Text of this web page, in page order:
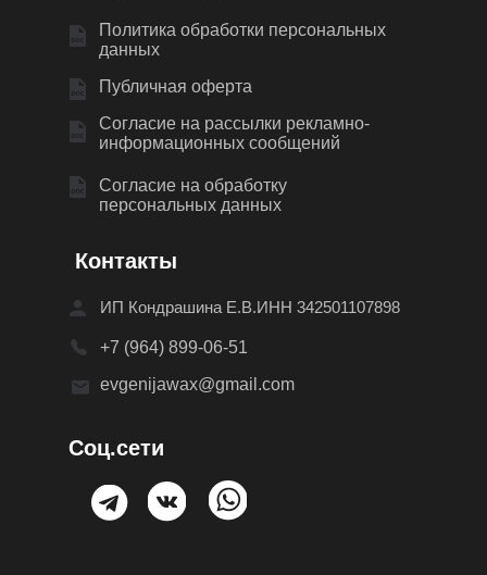
Соц.сети
ИП Кондрашина Е.В.ИНН 342501107898
Контакты
+7 (964) 899-06-51
evgenijawax@gmail.com
Согласие на обработку
персональных данных
Политика обработки персональных
данных
Согласие на рассылки рекламно-
информационных сообщений
Публичная оферта